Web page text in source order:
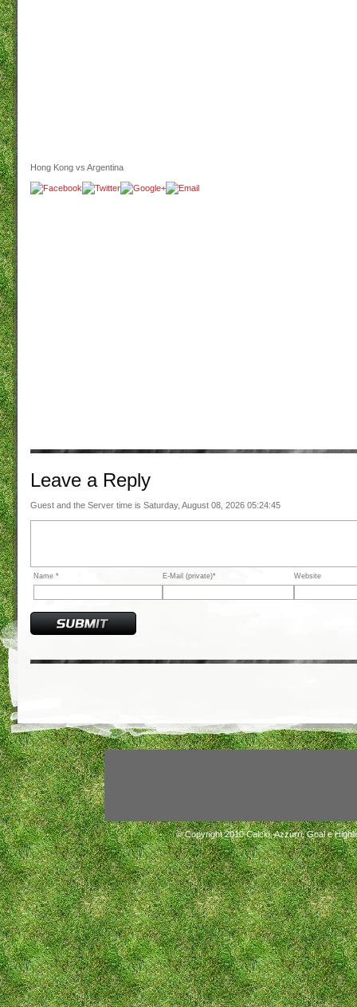
Hong Kong vs Argentina
Leave a Reply
Guest and the Server time is Saturday, August 08, 2026 05:24:45
Name * E-Mail (private)* Website
© Copyright 2010Calcio, Azzurri, Goal e